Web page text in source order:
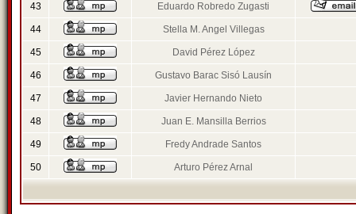
43 Eduardo Robredo Zugasti
44 Stella M. Angel Villegas
45 David Pérez López
46 Gustavo Barac Sisó Lausín
47 Javier Hernando Nieto
48 Juan E. Mansilla Berrios
49 Fredy Andrade Santos
50 Arturo Pérez Arnal